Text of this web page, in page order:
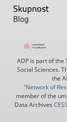
Skupnost
Blog
ADP is part of the
Social Sciences.
the
“Network of
member of the
Data Archives